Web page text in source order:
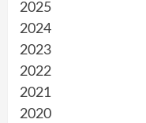
2025
2024
2023
2022
2021
2020